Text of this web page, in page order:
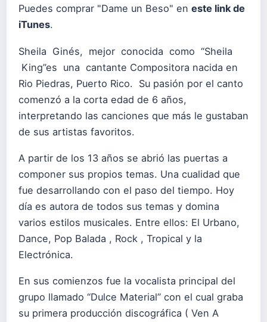
Puedes comprar "Dame un Beso" en este link de
iTunes.
Sheila Ginés, mejor conocida como “Sheila
King”es una cantante­ Compositora nacida en
Rio Piedras, Puerto Rico. Su pasión por el canto
comenzó a la corta edad de 6 años,
interpretando las canciones que más le gustaban
de sus artistas favoritos.
A partir de los 13 años se abrió las puertas a
componer sus propios temas. Una cualidad que
fue desarrollando con el paso del tiempo. Hoy
día es autora de todos sus temas y domina
varios estilos musicales. Entre ellos: El Urbano,
Dance, Pop­ Balada , Rock , Tropical y la
Electrónica.
En sus comienzos fue la vocalista principal del
grupo llamado “Dulce Material” con el cual graba
su primera producción discográfica ( Ven A